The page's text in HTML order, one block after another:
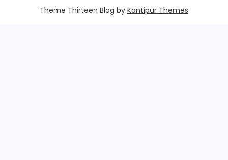
Theme Thirteen Blog by Kantipur Themes